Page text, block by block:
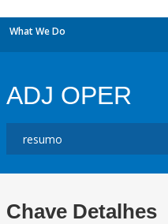
What We Do
ADJ OPER
Chave Detalhes